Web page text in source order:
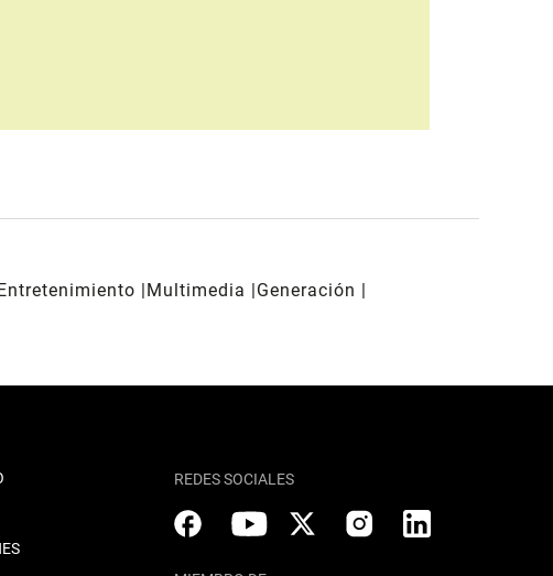
Entretenimiento Multimedia
Generación
REDES SOCIALES